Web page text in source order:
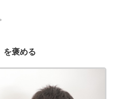
を褒める